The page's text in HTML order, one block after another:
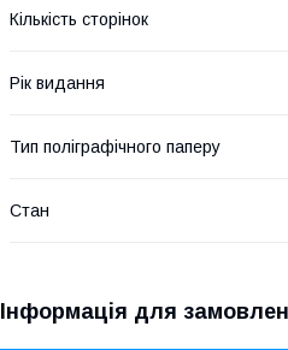
Кількість сторінок
Рік видання
Тип поліграфічного паперу
Стан
Інформація для